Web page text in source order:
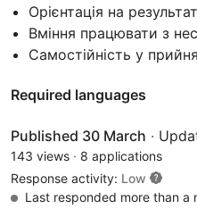
Орієнтація на результат
Вміння працювати з
Самостійність у
Required languages
Published 30 March ·
143 views · 8 applications
Response activity: Low
Last responded more than a